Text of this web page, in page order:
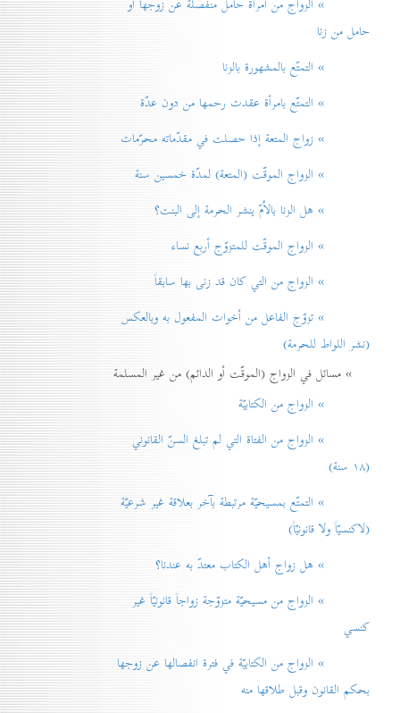
حامل من زنا
» التمتّع بالمشهورة بالزنا
» التمتّع بامرأة عقدت رحمها من دون عدّة
» زواج المتعة إذا حصلت في مقدّماته محرّمات
» الزواج الموقّت (المتعة) لمدّة خمسين سنة
» هل الزنا بالاُمّ ينشر الحرمة إلی البنت؟
» الزواج الموقّت للمتزوّج أربع نساء
» الزواج من التي كان قد زنی بها سابقاً
» تزوّج الفاعل من أخوات المفعول به وبالعكس
(نشر اللواط للحرمة)
» مسائل في الزواج (الموقّت أو الدائم) من غير المسلمة
» الزواج من الكتابيّة
» الزواج من الفتاة التي لم تبلغ السنّ القانوني
(۱۸ سنة)
» التمتّع بمسيحيّة مرتبطة بآخر بعلاقة غير شرعيّة
(لاكنسيّاً ولا قانونيّاً)
» هل زواج أهل الكتاب معتدّ به عندنا؟
» الزواج من مسيحيّة متزوّجة زواجاً قانونيّاً غير
كنسي
» الزواج من الكتابيّة في فترة انفصالها عن زوجها
بحكم القانون وقبل طلاقها منه